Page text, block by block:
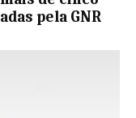
pela GNR